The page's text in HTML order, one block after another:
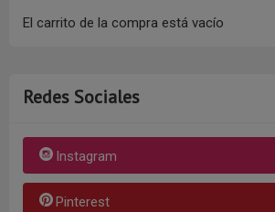
El carrito de la compra está vacío
Redes Sociales
Instagram
Pinterest